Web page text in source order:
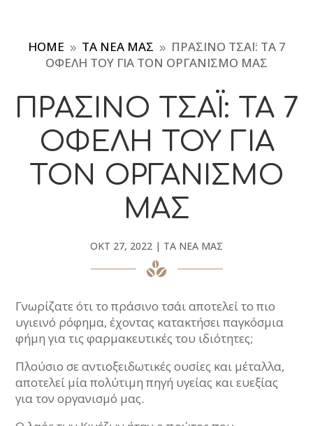
HOME 9 ΤΑ ΝΈΑ ΜΑΣ 9 ΠΡΆΣΙΝΟ ΤΣΆΙ: ΤΑ 7
ΟΦΈΛΗ ΤΟΥ ΓΙΑ ΤΟΝ ΟΡΓΑΝΙΣΜΌ ΜΑΣ
ΠΡΆΣΙΝΟ ΤΣΆΙ: ΤΑ 7
ΟΦΈΛΗ ΤΟΥ ΓΙΑ
ΤΟΝ ΟΡΓΑΝΙΣΜΌ
ΜΑΣ
ΟΚΤ 27, 2022 | ΤΑ ΝΈΑ ΜΑΣ
Γνωρίζατε ότι το πράσινο τσάι αποτελεί το πιο
υγιεινό ρόφημα, έχοντας κατακτήσει παγκόσμια
φήμη για τις φαρμακευτικές του ιδιότητες;
Πλούσιο σε αντιοξειδωτικές ουσίες και μέταλλα,
αποτελεί μία πολύτιμη πηγή υγείας και ευεξίας
για τον οργανισμό μας.